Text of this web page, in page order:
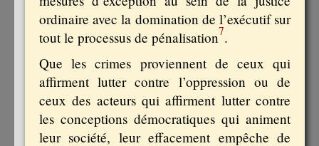
ordinaire avec la domination de l’exécutif sur
tout le processus de pénalisation7.
Que les crimes proviennent de ceux qui
affirment lutter contre l’oppression ou de
ceux des acteurs qui affirment lutter contre
les conceptions démocratiques qui animent
leur société, leur effacement empêche de